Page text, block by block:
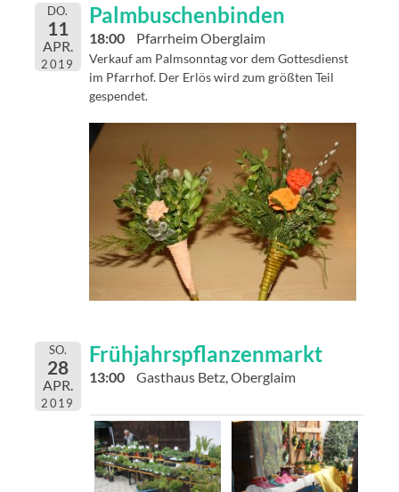
DO.
11
APR.
2019
Palmbuschenbinden
18:00 Pfarrheim Oberglaim
Verkauf am Palmsonntag vor dem Gottesdienst
im Pfarrhof. Der Erlös wird zum größten Teil
gespendet.
SO.
28
APR.
2019
Frühjahrspflanzenmarkt
13:00 Gasthaus Betz, Oberglaim